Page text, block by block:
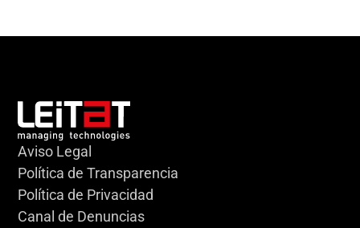
Aviso Legal
Política de Transparencia
Política de Privacidad
Canal de Denuncias